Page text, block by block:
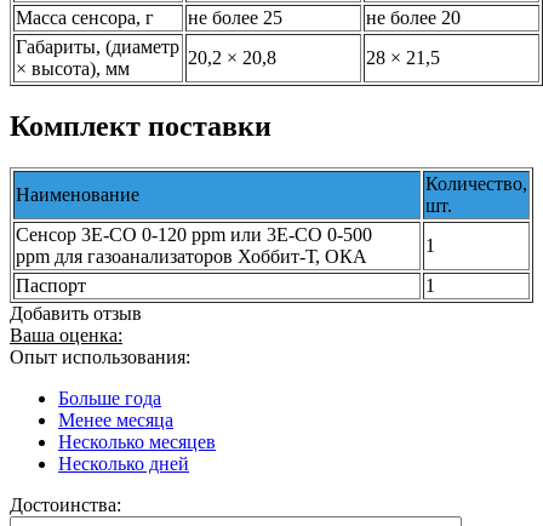
Масса сенсора, г
не более 25
не более 20
Габариты, (диаметр
× высота), мм
20,2 × 20,8 28 × 21,5
Комплект поставки
Наименование
Количество,
шт.
Сенсор 3Е-CО 0-120 ppm или 3Е-CО 0-500
ppm для газоанализаторов Хоббит-Т, ОКА
1
Паспорт
1
Добавить отзыв
Ваша оценка:
Опыт использования:
Больше года
Менее месяца
Несколько месяцев
Несколько дней
Достоинства: